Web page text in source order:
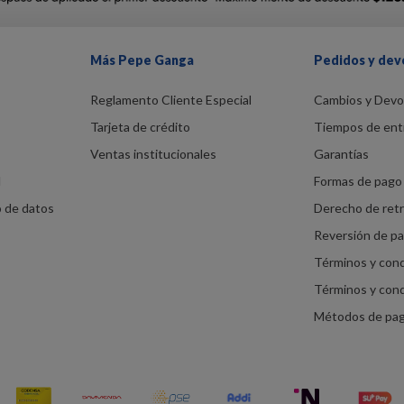
de datos
Más Pepe Ganga
Reglamento Cliente Especial
Tarjeta de crédito
Ventas institucionales
Pedidos y
Cambios y
Tiempos de
Garantías
Formas de
Derecho de
Reversión de
Términos y
Términos y
Métodos de